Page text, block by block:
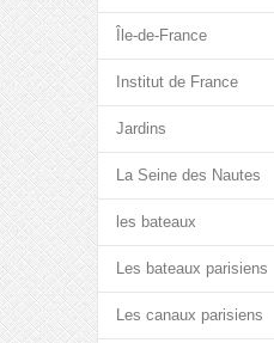
Île-de-France
Institut de France
Jardins
La Seine des Nautes
les bateaux
Les bateaux parisiens
Les canaux parisiens